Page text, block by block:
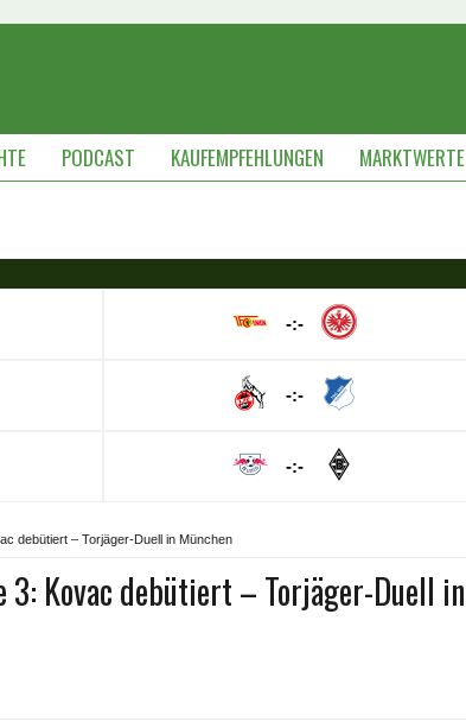
PODCAST KAUFEMPFEHLUNGEN MARKTWERTE
-:-
-:-
-:-
debütiert – Torjäger-Duell in München
3: Kovac debütiert – Torjäger-Duell in